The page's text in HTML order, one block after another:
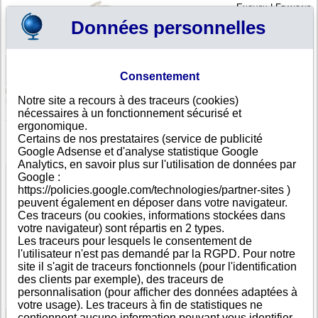
English|Français
Votre panier est vide
Burkina Faso >Toutes villes >Kadiogo
Societe D ' Accumulateurs Du Burkina S A R L,
Kadiogo
FICHE ENTREPRISE
Dénomination
Nom
commercial
S A B
Adresse
Avenue Du Docteur Kwame N ; Krumah
Ville
Kadiogo
Pays
Burkina Faso
Type
d'adresse
Adresse unique
Téléphone
+226 30----
DUNS®
Number
36-------
Données personnelles
Consentement
Notre site a recours à des traceurs (cookies)
nécessaires à un fonctionnement sécurisé et
ergonomique.
Certains de nos prestataires (service de publicité
Google Adsense et d'analyse statistique Google
Analytics, en savoir plus sur l'utilisation de données par
Google :
https://policies.google.com/technologies/partner-sites )
peuvent également en déposer dans votre navigateur.
Ces traceurs (ou cookies, informations stockées dans
votre navigateur) sont répartis en 2 types.
Les traceurs pour lesquels le consentement de
l'utilisateur n'est pas demandé par la RGPD. Pour notre
site il s'agit de traceurs fonctionnels (pour l'identification
des clients par exemple), des traceurs de
personnalisation (pour afficher des données adaptées à
votre usage). Les traceurs à fin de statistiques ne